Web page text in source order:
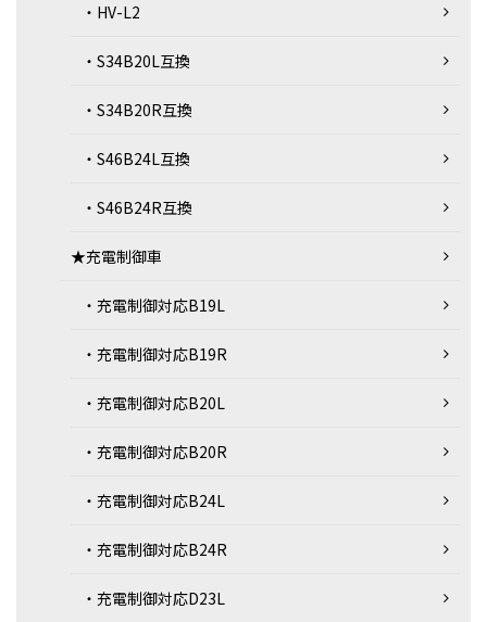
・HV-L2
・S34B20L互換
・S34B20R互換
・S46B24L互換
・S46B24R互換
★充電制御車
・充電制御対応B19L
・充電制御対応B19R
・充電制御対応B20L
・充電制御対応B20R
・充電制御対応B24L
・充電制御対応B24R
・充電制御対応D23L